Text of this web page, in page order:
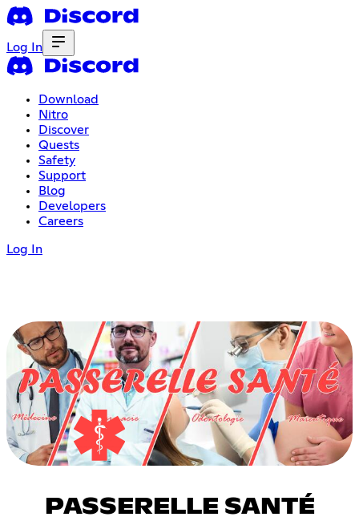
Log In
Download
Nitro
Discover
Quests
Safety
Support
Blog
Developers
Careers
Log In
PASSERELLE SANTÉ